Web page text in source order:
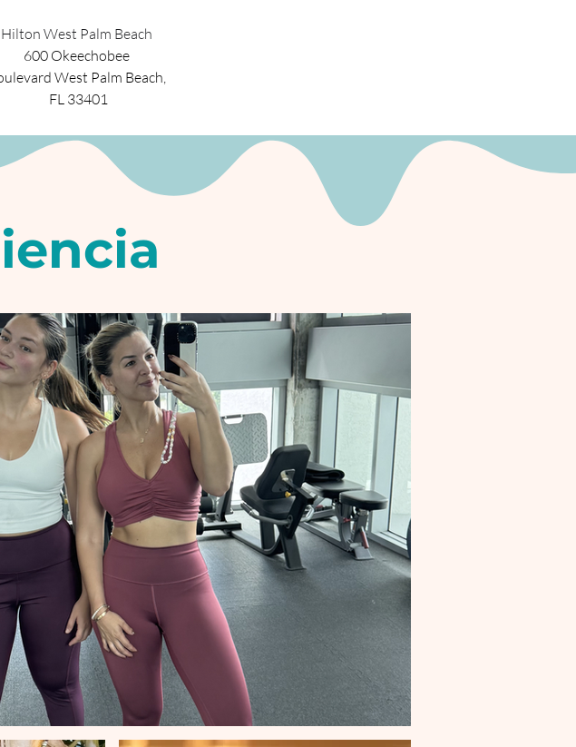
Hilton West Palm Beach
600 Okeechobee
West Palm Beach,
FL 33401